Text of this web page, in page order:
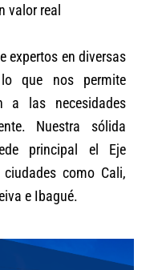
valor real
expertos en diversas
lo que nos permite
a las necesidades
Nuestra sólida
principal el Eje
como Cali,
e Ibagué.